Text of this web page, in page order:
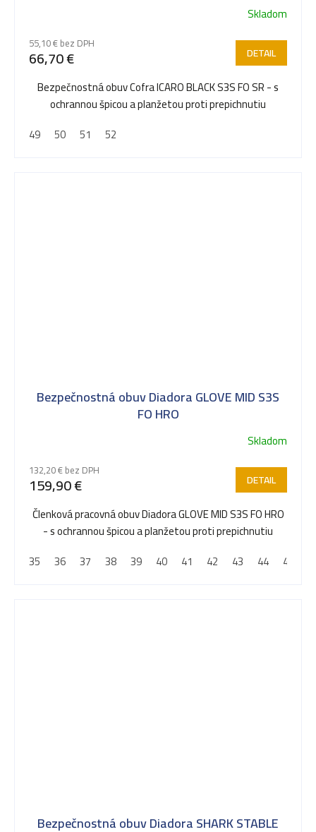
Skladom
55,10 € bez DPH
66,70 € DETAIL
Bezpečnostná obuv Cofra ICARO BLACK S3S FO SR - s
ochrannou špicou a planžetou proti prepichnutiu
49
50 51 52
Bezpečnostná obuv Diadora GLOVE MID S3S
FO HRO
Skladom
132,20 € bez DPH
159,90 € DETAIL
Členková pracovná obuv Diadora GLOVE MID S3S FO HRO
- s ochrannou špicou a planžetou proti prepichnutiu
35
36 37 38 39 40 41 42 43 44 45
Bezpečnostná obuv Diadora SHARK STABLE